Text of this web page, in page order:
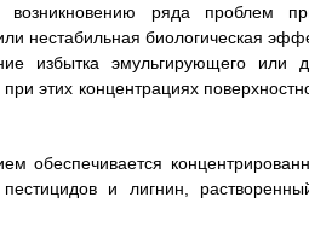
ряда проблем
нестабильная биологическая
избытка эмульгирующего или
этих концентрациях
обеспечивается
и лигнин,